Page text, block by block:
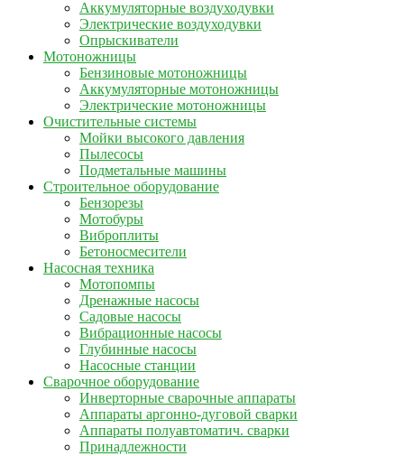
Аккумуляторные воздуходувки
Электрические воздуходувки
Опрыскиватели
Мотоножницы
Бензиновые мотоножницы
Аккумуляторные мотоножницы
Электрические мотоножницы
Очистительные системы
Мойки высокого давления
Пылесосы
Подметальные машины
Строительное оборудование
Бензорезы
Мотобуры
Виброплиты
Бетоносмесители
Насосная техника
Мотопомпы
Дренажные насосы
Садовые насосы
Вибрационные насосы
Глубинные насосы
Насосные станции
Сварочное оборудование
Инверторные сварочные аппараты
Аппараты аргонно-дуговой сварки
Аппараты полуавтоматич. сварки
Принадлежности